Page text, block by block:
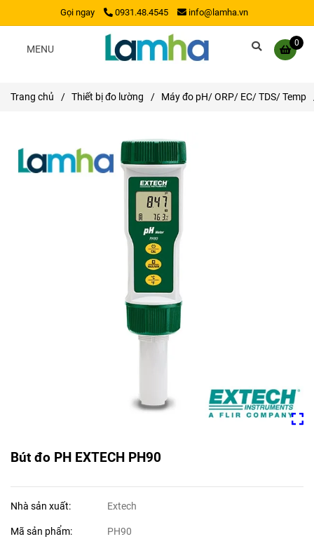
Gọi ngay 0931.48.4545 info@lamha.vn
0
MENU
Trang chủ / Thiết bị đo lường / Máy đo pH/ ORP/ EC/ TDS/ Temp
Bút đo PH EXTECH PH90
Nhà sản xuất: Extech
Mã sản phẩm: PH90